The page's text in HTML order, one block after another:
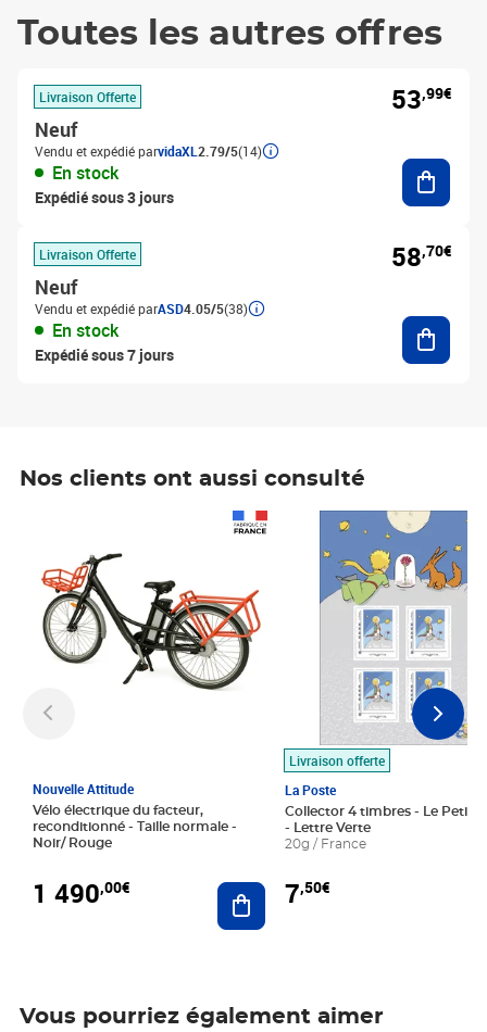
Toutes les autres offres
Livraison Offerte
Neuf
Vendu et expédié parvidaXL 2.79/5(14)
En stock
Expédié sous 3 jours
53,99€
Livraison Offerte
Neuf
Vendu et expédié parASD4.05/5(38)
En stock
Expédié sous 7 jours
58,70€
Nos clients ont aussi consulté
Nouvelle Attitude
Vélo électrique du facteur,
reconditionné - Taille normale -
Noir/ Rouge
1 490,00€ Ajouter au panier
Livraison offerte
La Poste
Collector 4 timbres - Le Petit
- Lettre Verte
20g / France
7,50€
Prix 7,50€
Vous pourriez également aimer